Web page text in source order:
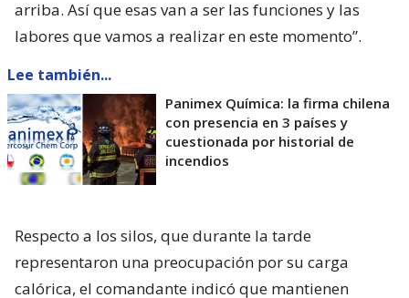
arriba. Así que esas van a ser las funciones y las
labores que vamos a realizar en este momento”.
Lee también...
Panimex Química: la firma chilena
con presencia en 3 países y
cuestionada por historial de
incendios
Respecto a los silos, que durante la tarde
representaron una preocupación por su carga
calórica, el comandante indicó que mantienen